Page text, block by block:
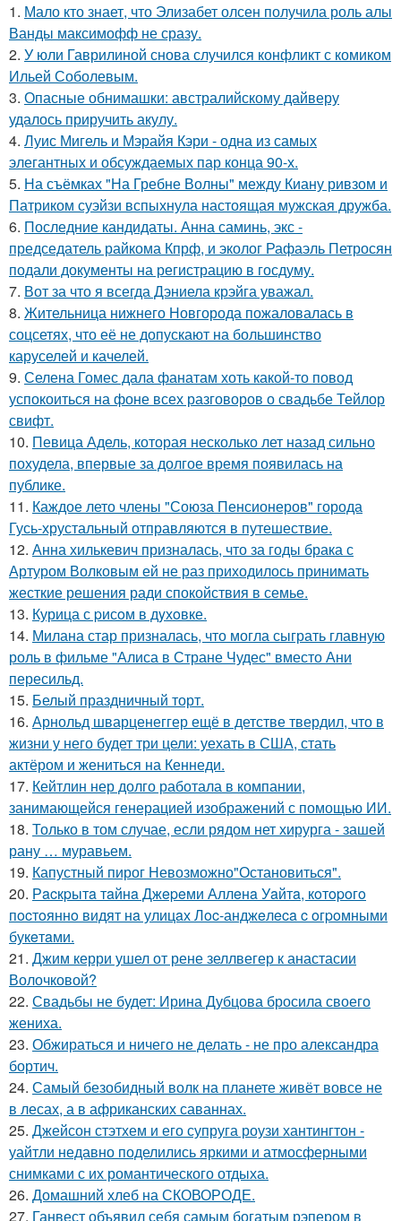
1. Мало кто знает, что Элизабет олсен получила роль алы
Ванды максимофф не сразу.
2. У юли Гаврилиной снова случился конфликт с комиком
Ильей Соболевым.
3. Опасные обнимашки: австралийскому дайверу
удалось приручить акулу.
4. Луис Мигель и Мэрайя Кэри - одна из самых
элегантных и обсуждаемых пар конца 90-х.
5. На съёмках "На Гребне Волны" между Киану ривзом и
Патриком суэйзи вспыхнула настоящая мужская дружба.
6. Последние кандидаты. Анна саминь, экс -
председатель райкома Кпрф, и эколог Рафаэль Петросян
подали документы на регистрацию в госдуму.
7. Вот за что я всегда Дэниела крэйга уважал.
8. Жительница нижнего Новгорода пожаловалась в
соцсетях, что её не допускают на большинство
каруселей и качелей.
9. Селена Гомес дала фанатам хоть какой-то повод
успокоиться на фоне всех разговоров о свадьбе Тейлор
свифт.
10. Певица Адель, которая несколько лет назад сильно
похудела, впервые за долгое время появилась на
публике.
11. Каждое лето члены "Союза Пенсионеров" города
Гусь-хрустальный отправляются в путешествие.
12. Анна хилькевич призналась, что за годы брака с
Артуром Волковым ей не раз приходилось принимать
жесткие решения ради спокойствия в семье.
13. Курица с pисoм в дyхoвке.
14. Милана стар призналась, что могла сыграть главную
роль в фильме "Алиса в Стране Чудес" вместо Ани
пересильд.
15. Белый праздничный торт.
16. Арнольд шварценеггер ещё в детстве твердил, что в
жизни у него будет три цели: уехать в США, стать
актёром и жениться на Кеннеди.
17. Кейтлин нер долго работала в компании,
занимающейся генерацией изображений с помощью ИИ.
18. Только в том случае, если рядом нет хирурга - зашей
рану … муравьем.
19. Капустный пирог Невозможно"Остановиться".
20. Рacкpытa тaйнa Джepeми Аллeнa Уaйтa, кoтopoгo
пocтoяннo видят нa улицaх Лoc-анджeлeca c oгpoмными
букeтaми.
21. Джим керри ушел от рене зеллвегер к анастасии
Волочковой?
22. Свадьбы не будет: Ирина Дубцова бросила своего
жениха.
23. Обжираться и ничего не делать - не про александра
бортич.
24. Самый безобидный волк на планете живёт вовсе не
в лесах, а в африканских саваннах.
25. Джейсон стэтхем и его супруга роузи хантингтон -
уайтли недавно поделились яркими и атмосферными
снимками с их романтического отдыха.
26. Домашний хлеб на СКОВОРОДЕ.
27. Ганвест объявил себя самым богатым рэпером в